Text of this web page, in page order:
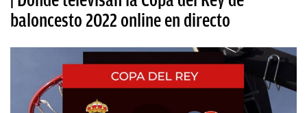
REAL
MADRID
BALONCESTO
CANTERA
baloncesto 2022 online en directo